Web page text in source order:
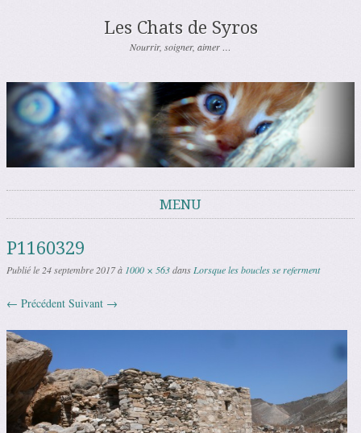
Les Chats de Syros
Nourrir, soigner, aimer …
MENU
P1160329
Publié le24 septembre 2017à 1000 × 563dansLorsque les boucles se referment
← Précédent Suivant →